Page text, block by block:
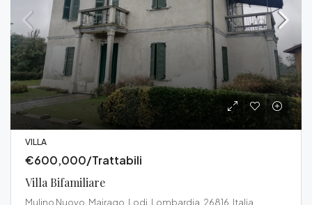
VILLA
€600,000/Trattabili
Villa Bifamiliare
Mulino Nuovo, Mairago, Lodi, Lombardia, 26816, Italia